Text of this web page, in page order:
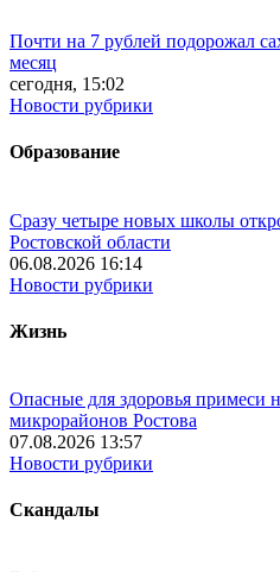
Почти на 7 рублей подорожал
месяц
сегодня, 15:02
Новости рубрики
Образование
Сразу четыре новых школы
Ростовской области
06.08.2026 16:14
Новости рубрики
Жизнь
Опасные для здоровья примеси
микрорайонов Ростова
07.08.2026 13:57
Новости рубрики
Скандалы